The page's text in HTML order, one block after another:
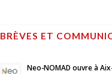
BRÈVES ET
Neo-NOMAD ouvre à